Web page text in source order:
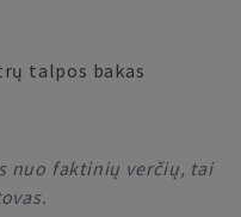
talpos bakas
nuo faktinių verčių, tai